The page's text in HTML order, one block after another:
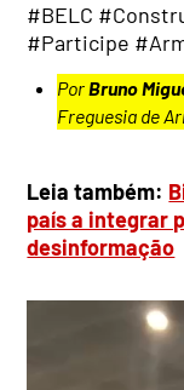
#BELC
#Participe
PorBruno
Freguesia de
Leia também:
país a integrar
desinformação